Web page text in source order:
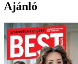
Ajánló